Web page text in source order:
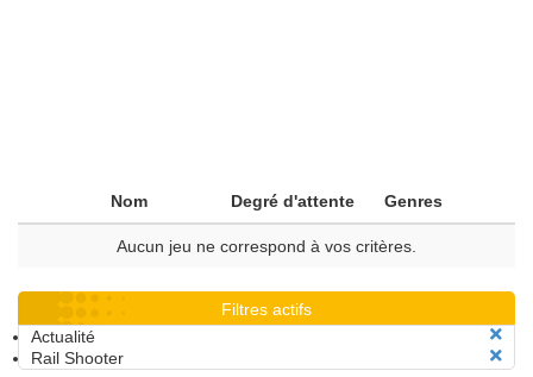
Nom Degré d'attente Genres
Aucun jeu ne correspond à vos critères.
Filtres actifs
Actualité
Rail Shooter